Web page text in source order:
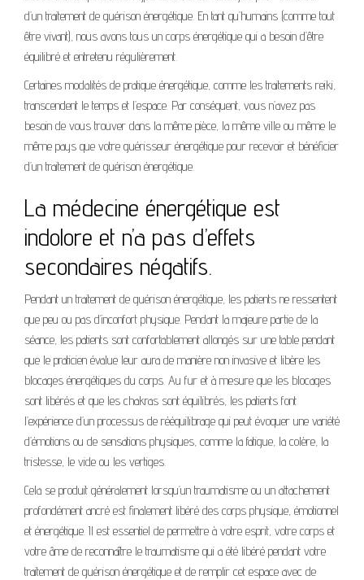
d’un traitement de guérison énergétique. En tant qu’humains (comme tout
être vivant), nous avons tous un corps énergétique qui a besoin d’être
équilibré et entretenu régulièrement.
Certaines modalités de pratique énergétique, comme les traitements reiki,
transcendent le temps et l’espace. Par conséquent, vous n’avez pas
besoin de vous trouver dans la même pièce, la même ville ou même le
même pays que votre guérisseur énergétique pour recevoir et bénéficier
d’un traitement de guérison énergétique.
La médecine énergétique est
indolore et n’a pas d’effets
secondaires négatifs.
Pendant un traitement de guérison énergétique, les patients ne ressentent
que peu ou pas d’inconfort physique. Pendant la majeure partie de la
séance, les patients sont confortablement allongés sur une table pendant
que le praticien évalue leur aura de manière non invasive et libère les
blocages énergétiques du corps. Au fur et à mesure que les blocages
sont libérés et que les chakras sont équilibrés, les patients font
l’expérience d’un processus de rééquilibrage qui peut évoquer une variété
d’émotions ou de sensations physiques, comme la fatigue, la colère, la
tristesse, le vide ou les vertiges.
Cela se produit généralement lorsqu’un traumatisme ou un attachement
profondément ancré est finalement libéré des corps physique, émotionnel
et énergétique. Il est essentiel de permettre à votre esprit, votre corps et
votre âme de reconnaître le traumatisme qui a été libéré pendant votre
traitement de guérison énergétique et de remplir cet espace avec de